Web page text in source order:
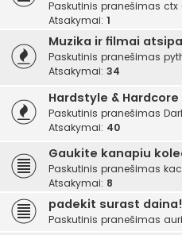
Paskutinis pranešimas ctx
Atsakymai: 1
Muzika ir filmai
Paskutinis pranešimas
Atsakymai: 34
Hardstyle & Hardcore
Paskutinis pranešimas
Atsakymai: 40
Gaukite kanapiu
Paskutinis pranešimas
Atsakymai: 8
padekit surast daina!
Paskutinis pranešimas